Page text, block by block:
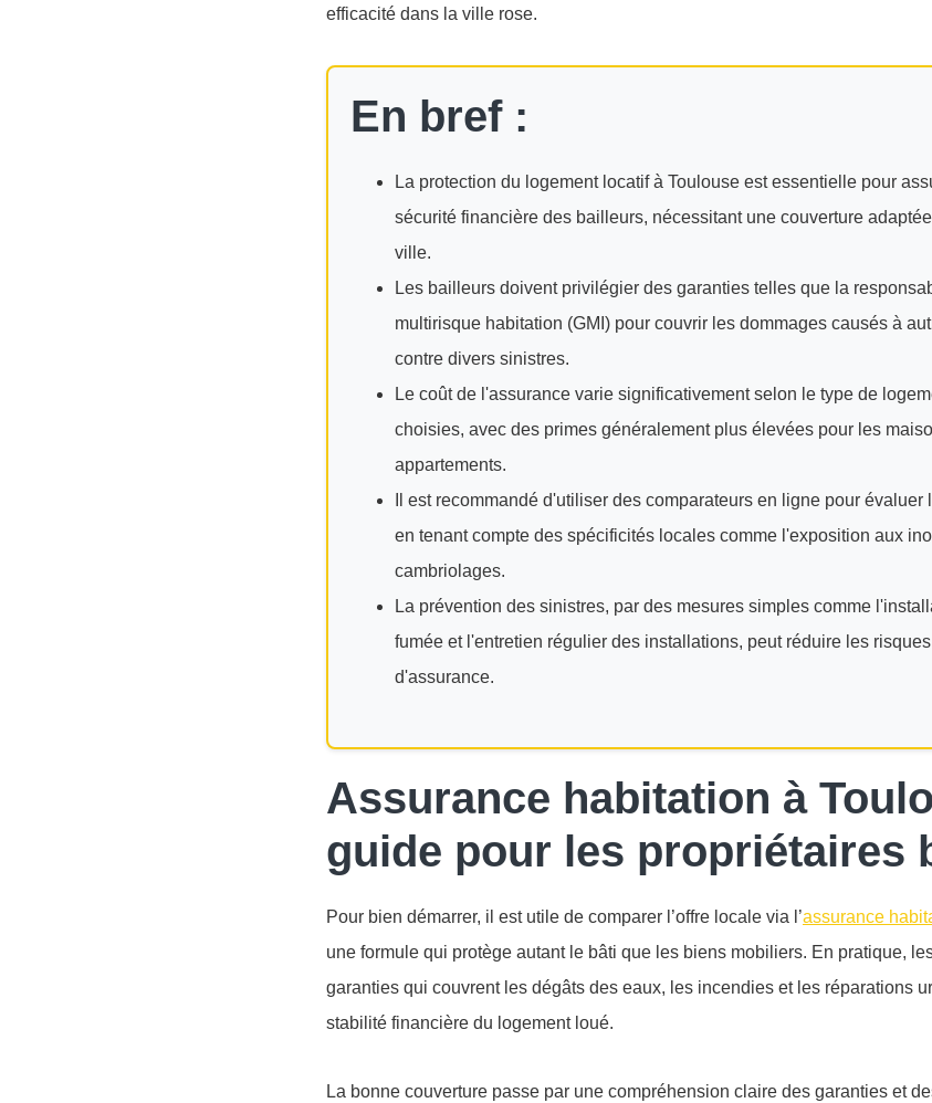
efficacité dans la ville rose.
En bref :
La protection du logement locatif à Toulouse est essentielle pour
sécurité financière des bailleurs, nécessitant une couverture
ville.
Les bailleurs doivent privilégier des garanties telles que la
multirisque habitation (GMI) pour couvrir les dommages causés à
contre divers sinistres.
Le coût de l'assurance varie significativement selon le type de
choisies, avec des primes généralement plus élevées pour les
appartements.
Il est recommandé d'utiliser des comparateurs en ligne pour
en tenant compte des spécificités locales comme l'exposition aux
cambriolages.
La prévention des sinistres, par des mesures simples comme
fumée et l'entretien régulier des installations, peut réduire les
d'assurance.
Assurance habitation à
guide pour les propriétaires
Pour bien démarrer, il est utile de comparer l’offre locale via l’assurance
une formule qui protège autant le bâti que les biens mobiliers. En pratique,
garanties qui couvrent les dégâts des eaux, les incendies et les réparations
stabilité financière du logement loué.
La bonne couverture passe par une compréhension claire des garanties et